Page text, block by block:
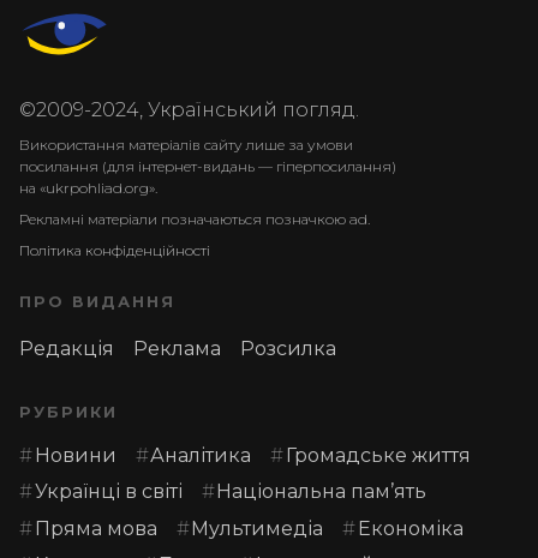
©2009-2024, Український погляд.
Використання матеріалів сайту лише за умови
посилання (для інтернет-видань — гіперпосилання)
на «ukrpohliad.org».
Рекламні матеріали позначаються позначкою ad.
Політика конфіденційності
ПРО ВИДАННЯ
Редакція Реклама Розсилка
РУБРИКИ
Новини Аналітика
Громадське життя
Українці в світі
Національна пам’ять
Пряма мова
Мультимедіа
Економіка